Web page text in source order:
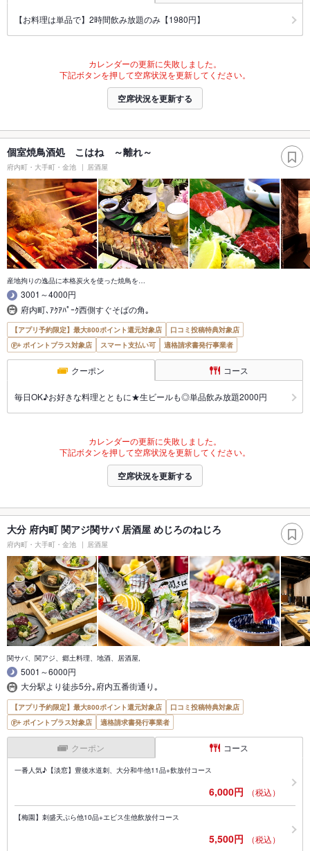
【お料理は単品で】2時間飲み放題のみ【1980円】
カレンダーの更新に失敗しました。
下記ボタンを押して空席状況を更新してください。
空席状況を更新する
個室焼鳥酒処 こはね ～離れ～
府内町・大手町・金池 居酒屋
産地拘りの逸品に本格炭火を使った焼鳥を…
3001～4000円
府内町､ｱｸｱﾊﾟｰｸ西側すぐそばの角｡
【アプリ予約限定】最大800ポイント還元対象店
口コミ投稿特典対象店
ポイントプラス対象店
スマート支払い可 適格請求書発行事業者
クーポン コース
毎日OK♪お好きな料理とともに★生ビールも◎単品飲み放題2000円
カレンダーの更新に失敗しました。
下記ボタンを押して空席状況を更新してください。
空席状況を更新する
大分 府内町 関アジ関サバ 居酒屋 めじろのねじろ
府内町・大手町・金池 居酒屋
関サバ、関アジ、郷土料理、地酒、居酒屋,
5001～6000円
大分駅より徒歩5分｡府内五番街通り｡
【アプリ予約限定】最大800ポイント還元対象店
口コミ投稿特典対象店
ポイントプラス対象店
適格請求書発行事業者
クーポン コース
一番人気♪【淡窓】豊後水道刺、大分和牛他11品+飲放付コース
6,000円 （税込）
【梅園】刺盛天ぷら他10品+エビス生他飲放付コース
5,500円 （税込）